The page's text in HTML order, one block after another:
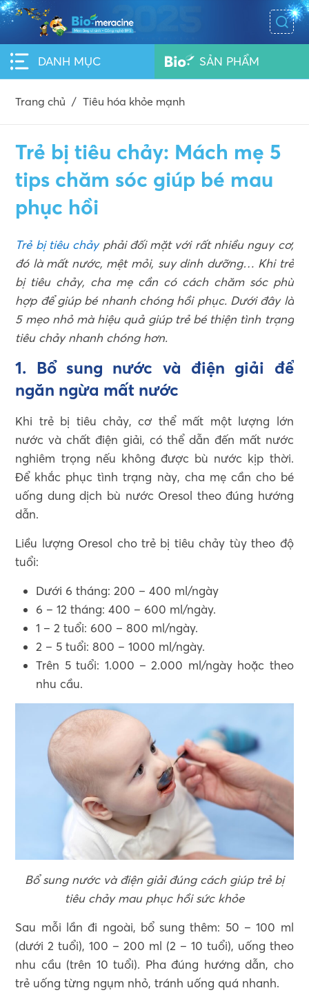
DANH MỤC SẢN PHẨM
Trang chủ / Tiêu hóa khỏe mạnh
Trẻ bị tiêu chảy: Mách mẹ 5
tips chăm sóc giúp bé mau
phục hồi
Trẻ bị tiêu chảyphải đối mặt với rất nhiều nguy cơ,
đó là mất nước, mệt mỏi, suy dinh dưỡng… Khi trẻ
bị tiêu chảy, cha mẹ cần có cách chăm sóc phù
hợp để giúp bé nhanh chóng hồi phục. Dưới đây là
5 mẹo nhỏ mà hiệu quả giúp trẻ bé thiện tình trạng
tiêu chảy nhanh chóng hơn.
1. Bổ sung nước và điện giải để
ngăn ngừa mất nước
Khi trẻ bị tiêu chảy, cơ thể mất một lượng lớn
nước và chất điện giải, có thể dẫn đến mất nước
nghiêm trọng nếu không được bù nước kịp thời.
Để khắc phục tình trạng này, cha mẹ cần cho bé
uống dung dịch bù nước Oresol theo đúng hướng
dẫn.
Liều lượng Oresol cho trẻ bị tiêu chảy tùy theo độ
tuổi:
Dưới 6 tháng: 200 – 400 ml/ngày
6 – 12 tháng: 400 – 600 ml/ngày.
1 – 2 tuổi: 600 – 800 ml/ngày.
2 – 5 tuổi: 800 – 1000 ml/ngày.
Trên 5 tuổi: 1.000 – 2.000 ml/ngày hoặc theo
nhu cầu.
Bổ sung nước và điện giải đúng cách giúp trẻ bị
tiêu chảy mau phục hồi sức khỏe
Sau mỗi lần đi ngoài, bổ sung thêm: 50 – 100 ml
(dưới 2 tuổi), 100 – 200 ml (2 – 10 tuổi), uống theo
nhu cầu (trên 10 tuổi). Pha đúng hướng dẫn, cho
trẻ uống từng ngụm nhỏ, tránh uống quá nhanh.